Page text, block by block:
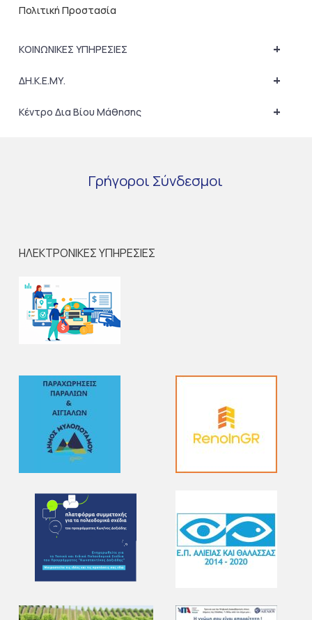
Πολιτική Προστασία
+
ΚΟΙΝΩΝΙΚΕΣ ΥΠΗΡΕΣΙΕΣ
+
ΔΗ.Κ.Ε.ΜΥ.
+
Κέντρο Δια Βίου Μάθησης
Γρήγοροι Σύνδεσμοι
ΗΛΕΚΤΡΟΝΙΚΕΣ ΥΠΗΡΕΣΙΕΣ